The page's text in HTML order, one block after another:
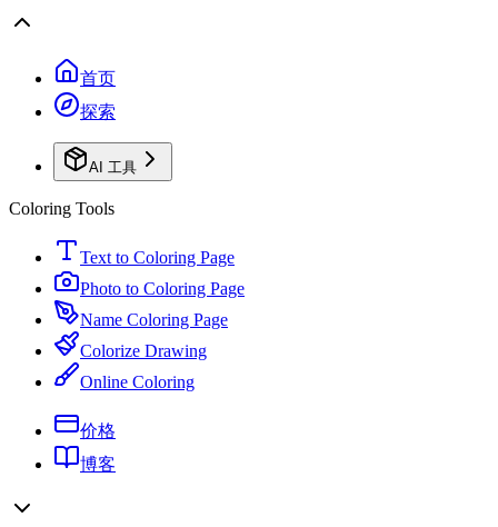
首页
探索
AI 工具
Coloring Tools
Text to Coloring Page
Photo to Coloring Page
Name Coloring Page
Colorize Drawing
Online Coloring
价格
博客